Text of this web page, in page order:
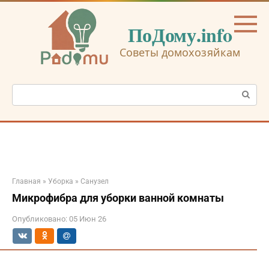
Перейти
ПоДому.info
Советы домохозяйкам
Поиск:
Главная » Уборка » Санузел
Микрофибра для уборки ванной комнаты
Опубликовано: 05 Июн 26